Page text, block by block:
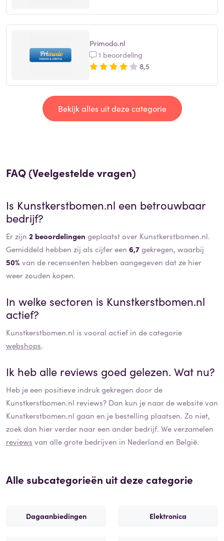
Primodo.nl
1 beoordeling
8,5
Bekijk alles uit deze categorie
FAQ (Veelgestelde vragen)
Is Kunstkerstbomen.nl een betrouwbaar
bedrijf?
Er zijn 2 beoordelingen geplaatst over Kunstkerstbomen.nl.
Gemiddeld hebben zij als cijfer een 6,7gekregen, waarbij
50% van de recensenten hebben aangegeven dat ze hier
weer zouden kopen.
In welke sectoren is Kunstkerstbomen.nl
actief?
Kunstkerstbomen.nl is vooral actief in de categorie
webshops.
Ik heb alle reviews goed gelezen. Wat nu?
Heb je een positieve indruk gekregen door de
Kunstkerstbomen.nl reviews? Dan kun je naar de website van
Kunstkerstbomen.nl gaan en je bestelling plaatsen. Zo niet,
zoek dan hier verder naar een ander bedrijf. We verzamelen
reviews van alle grote bedrijven in Nederland en België.
Alle subcategorieën uit deze categorie
Dagaanbiedingen Elektronica